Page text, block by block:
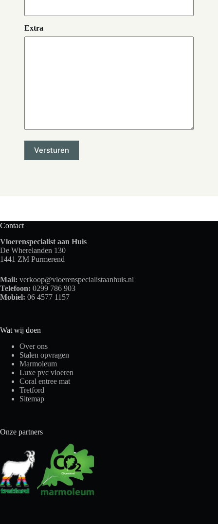
Extra
Contact
Vloerenspecialist aan Huis
De Wherelanden 130
1441 ZM Purmerend
Mail: verkoop@vloerenspecialistaanhuis.nl
Telefoon: 0299 786 903
Mobiel: 06 4577 1157
Wat wij doen
Over ons
Stalen opvragen
Marmoleum
Luxe pvc vloeren
Coral entree mat
Tretford
Sitemap
Onze partners